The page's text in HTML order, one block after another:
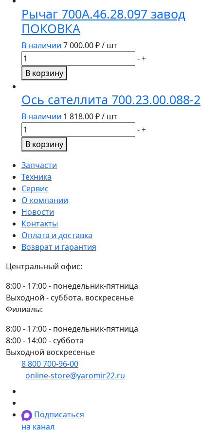
под
крышку
кардан
МАЗ,
БЕЛАЗ,
К-700
/
540-
2201025/
Сибдеталь
Рычаг 700А.46.28.097 завод
ПОКОВКА
В наличии 7 000.00₽ / шт
Количество
товара
Рычаг
завод
ПОКОВКА
-+
В корзину
Ось сателлита 700.23.00.088-2
В наличии 1 818.00₽ / шт
Количество
товара
Ось
сателлита
700.23.00.088-
2
-+
В корзину
Запчасти
Техника
Сервис
О компании
Новости
Контакты
Оплата и доставка
Возврат и гарантия
Центральный офис:
8:00 - 17:00 - понедельник-пятница
Выходной - суббота, воскресенье
Филиалы:
8:00 - 17:00 - понедельник-пятница
8:00 - 14:00 - суббота
Выходной воскресенье
8 800 700-96-00
online-store@yaromir22.ru
Подписаться
на канал